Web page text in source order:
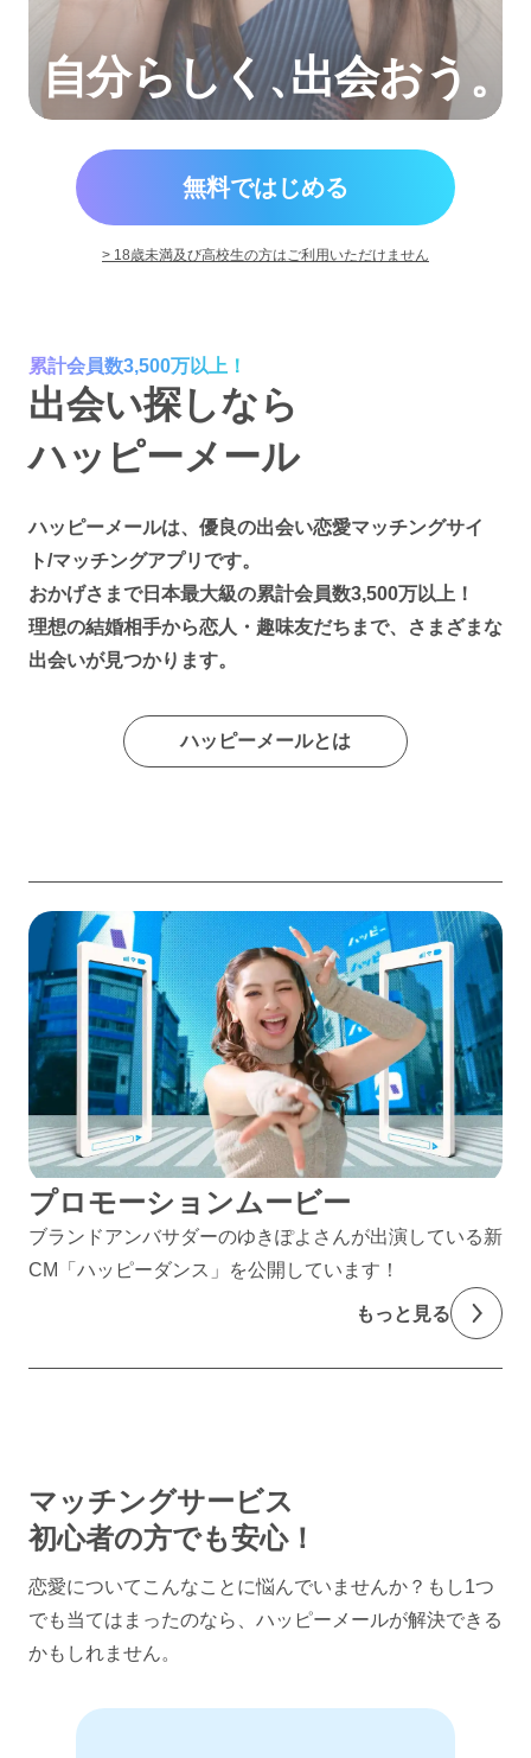
自分らしく、出会おう。
無料ではじめる
> 18歳未満及び高校生の方はご利用いただけません
累計会員数3,500万以上！
出会い探しなら
ハッピーメール
ハッピーメールは、優良の出会い恋愛マッチングサイ
ト/マッチングアプリです。
おかげさまで日本最大級の累計会員数3,500万以上！
理想の結婚相手から恋人・趣味友だちまで、さまざまな
出会いが見つかります。
ハッピーメールとは
プロモーションムービー
ブランドアンバサダーのゆきぽよさんが出演している新
CM「ハッピーダンス」を公開しています！
もっと見る
マッチングサービス
初心者の方でも安心！
恋愛についてこんなことに悩んでいませんか？ もし1つ
でも当てはまったのなら、ハッピーメールが解決できる
かもしれません。